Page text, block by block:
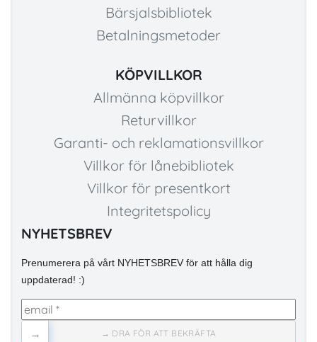
Bärsjalsbibliotek
Betalningsmetoder
KÖPVILLKOR
Allmänna köpvillkor
Returvillkor
Garanti- och reklamationsvillkor
Villkor för lånebibliotek
Villkor för presentkort
Integritetspolicy
NYHETSBREV
Prenumerera på vårt NYHETSBREV för att hålla dig
uppdaterad! :)
→ DRA FÖR ATT BEKRÄFTA
→